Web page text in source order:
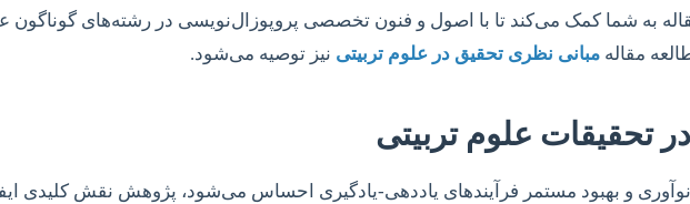
به شما کمک می‌کند تا با اصول و فنون تخصصی پروپوزال‌نویسی در رشته‌های گوناگون
مقاله مبانی نظری تحقیق در علوم تربیتی نیز توصیه می‌شود.
تحقیقات علوم تربیتی
نوآوری و بهبود مستمر فرآیندهای یاددهی-یادگیری احساس می‌شود، پژوهش نقش کلیدی